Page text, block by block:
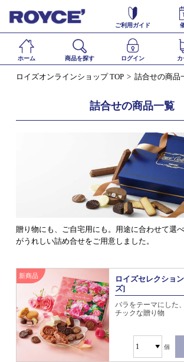
ご利用ガイド
ホーム 商品を探す ログイン カ
ロイズオンラインショップ TOP 詰合せの商品
詰合せの商品一覧
贈り物にも、ご自宅用にも。用途に合わせて選
がうれしい詰め合せをご用意しました。
新商品
ロイズセレクショ
ズ]
バラをテーマにした
チックな贈り物
個